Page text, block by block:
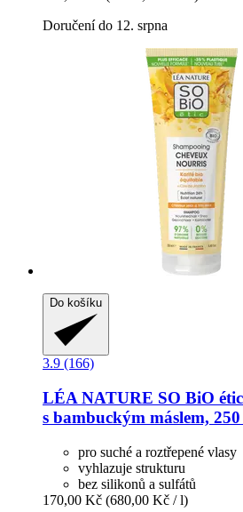
Doručení do 12. srpna
Do košíku
3.9 (166)
LÉA NATURE SO BiO étic
s bambuckým máslem,
pro suché a roztřepené vlasy
vyhlazuje strukturu
bez silikonů a sulfátů
170,00 Kč (680,00 Kč / l)